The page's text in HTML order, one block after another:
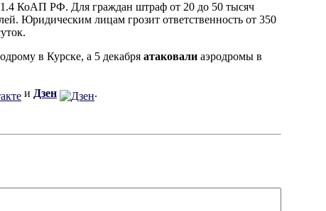
КоАП РФ. Для граждан штраф от 20 до 50 тысяч
Юридическим лицам грозит ответственность от 350
в Курске, а 5 декабря атаковали аэродромы в
и Дзен .